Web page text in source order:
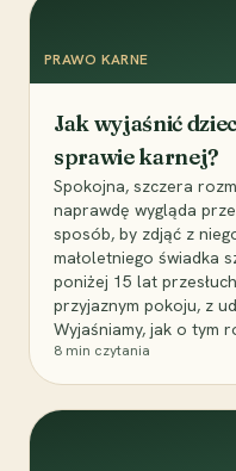
PRAWO KARNE
Jak wyjaśnić
sprawie karnej?
Spokojna, szczera
naprawdę wygląda
sposób, by zdjąć z
małoletniego świadka
poniżej 15 lat
przyjaznym pokoju, z
Wyjaśniamy, jak o tym
8 min czytania